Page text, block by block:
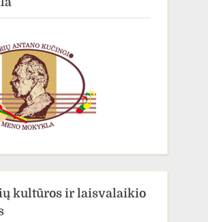
kultūros ir laisvalaikio